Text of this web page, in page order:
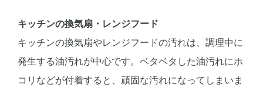
キッチンの換気扇・レンジフード
キッチンの換気扇やレンジフードの汚れは、調理中に
発生する油汚れが中心です。ベタベタした油汚れにホ
コリなどが付着すると、頑固な汚れになってしまいま